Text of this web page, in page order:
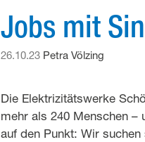
Jobs mit
26.10.23 Petra Völzing
Die Elektrizitätswerke
mehr als 240 Menschen
auf den Punkt: Wir